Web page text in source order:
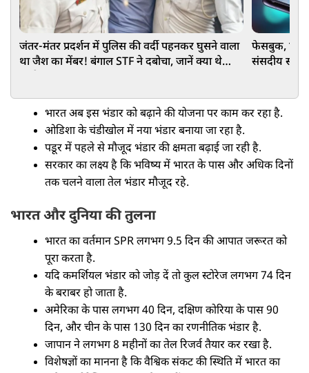
जंतर-मंतर प्रदर्शन में पुलिस की वर्दी पहनकर घुसने वाला
था जैश का मेंबर! बंगाल STF ने दबोचा, जानें क्या थे
फेसबुक, एक्स
संसदीय
भारत अब इस भंडार को बढ़ाने की योजना पर काम कर रहा है.
ओडिशा के चंडीखोल में नया भंडार बनाया जा रहा है.
पडूर में पहले से मौजूद भंडार की क्षमता बढ़ाई जा रही है.
सरकार का लक्ष्य है कि भविष्य में भारत के पास और अधिक दिनों
तक चलने वाला तेल भंडार मौजूद रहे.
भारत और दुनिया की तुलना
भारत का वर्तमान SPR लगभग 9.5 दिन की आपात जरूरत को
पूरा करता है.
यदि कमर्शियल भंडार को जोड़ दें तो कुल स्टोरेज लगभग 74 दिन
के बराबर हो जाता है.
अमेरिका के पास लगभग 40 दिन, दक्षिण कोरिया के पास 90
दिन, और चीन के पास 130 दिन का रणनीतिक भंडार है.
जापान ने लगभग 8 महीनों का तेल रिजर्व तैयार कर रखा है.
विशेषज्ञों का मानना है कि वैश्विक संकट की स्थिति में भारत का